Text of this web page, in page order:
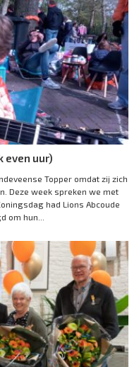
even uur)
Topper omdat zij zich
Deze week spreken we met
had Lions Abcoude
om hun...